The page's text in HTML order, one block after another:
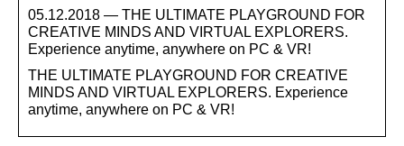
05.12.2018 — THE ULTIMATE PLAYGROUND FOR
CREATIVE MINDS AND VIRTUAL EXPLORERS.
Experience anytime, anywhere on PC & VR!
THE ULTIMATE PLAYGROUND FOR CREATIVE
MINDS AND VIRTUAL EXPLORERS. Experience
anytime, anywhere on PC & VR!